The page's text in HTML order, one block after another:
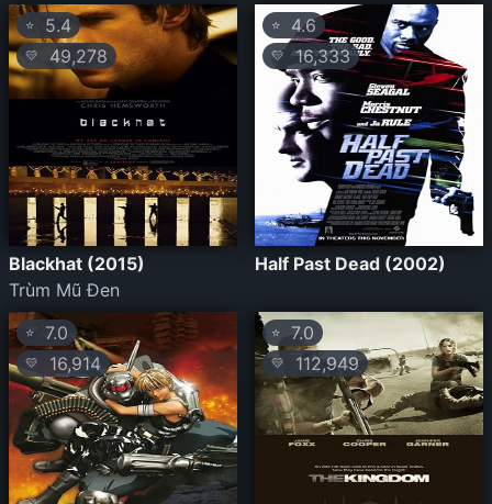
⭐ 5.4
💛 49,278
Blackhat (2015)
Trùm Mũ Đen
⭐ 4.6
💛 16,333
Half Past Dead (2002)
⭐ 7.0
💛 16,914
⭐ 7.0
💛 112,949